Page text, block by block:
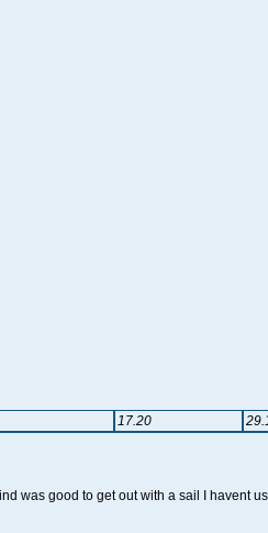
17.20
was good to get out with a sail I havent